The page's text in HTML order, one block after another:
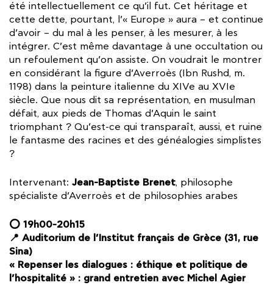
été intellectuellement ce qu’il fut. Cet héritage et
cette dette, pourtant, l’« Europe » aura – et continue
d’avoir – du mal à les penser, à les mesurer, à les
intégrer. C’est même davantage à une occultation ou
un refoulement qu’on assiste. On voudrait le montrer
en considérant la figure d’Averroès (Ibn Rushd, m.
1198) dans la peinture italienne du XIVe au XVIe
siècle. Que nous dit sa représentation, en musulman
défait, aux pieds de Thomas d’Aquin le saint
triomphant ? Qu’est-ce qui transparaît, aussi, et ruine
le fantasme des racines et des généalogies simplistes
?
Intervenant: Jean-Baptiste Brenet, philosophe
spécialiste d’Averroès et de philosophies arabes
⭕ 19h00-20h15
📍 Auditorium de l’Institut français de Grèce (31, rue
Sina)
« Repenser les dialogues : éthique et politique de
l’hospitalité » : grand entretien avec Michel Agier